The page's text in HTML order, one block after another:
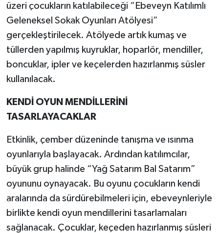
üzeri çocukların katılabileceği “Ebeveyn Katılımlı
Geleneksel Sokak Oyunları Atölyesi”
gerçekleştirilecek. Atölyede artık kumaş ve
tüllerden yapılmış kuyruklar, hoparlör, mendiller,
boncuklar, ipler ve keçelerden hazırlanmış süsler
kullanılacak.
KENDİ OYUN MENDİLLERİNİ
TASARLAYACAKLAR
Etkinlik, çember düzeninde tanışma ve ısınma
oyunlarıyla başlayacak. Ardından katılımcılar,
büyük grup halinde “Yağ Satarım Bal Satarım”
oyununu oynayacak. Bu oyunu çocukların kendi
aralarında da sürdürebilmeleri için, ebeveynleriyle
birlikte kendi oyun mendillerini tasarlamaları
sağlanacak. Çocuklar, keçeden hazırlanmış süsleri